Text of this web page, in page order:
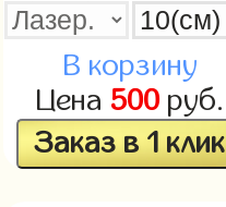
В корзину
Цена 500руб.
Заказ в 1 клик